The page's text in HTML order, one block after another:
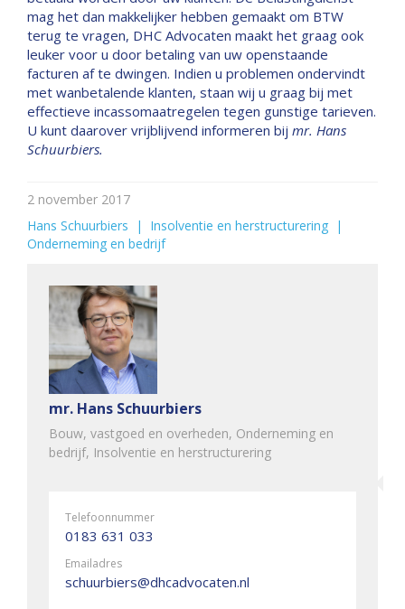
mag het dan makkelijker hebben gemaakt om BTW
terug te vragen, DHC Advocaten maakt het graag ook
leuker voor u door betaling van uw openstaande
facturen af te dwingen. Indien u problemen ondervindt
met wanbetalende klanten, staan wij u graag bij met
effectieve incassomaatregelen tegen gunstige tarieven.
U kunt daarover vrijblijvend informeren bij mr. Hans
Schuurbiers.
2 november 2017
Hans Schuurbiers
  |
Insolventie en herstructurering
Onderneming en bedrijf
mr. Hans Schuurbiers
Bouw, vastgoed en overheden, Onderneming en
bedrijf, Insolventie en herstructurering
Telefoonnummer
0183 631 033
Emailadres
schuurbiers@dhcadvocaten.nl